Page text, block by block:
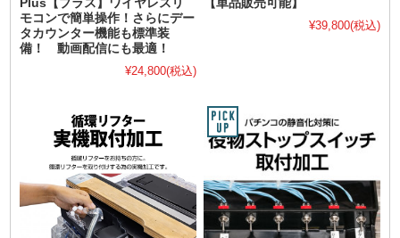
Plus【プラス】ワイヤレスリ
モコンで簡単操作！さらにデー
タカウンター機能も標準装
備！ 動画配信にも最適！
¥24,800(税込)
【単品販売可能】
¥39,800(税込)